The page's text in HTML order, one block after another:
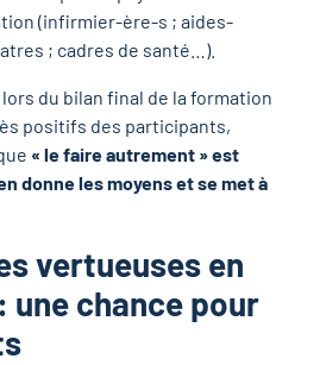
(infirmier-ère-s ; aides-
; cadres de santé…).
du bilan final de la formation
positifs des participants,
« le faire autrement » est
donne les moyens et se met à
vertueuses en
une chance pour